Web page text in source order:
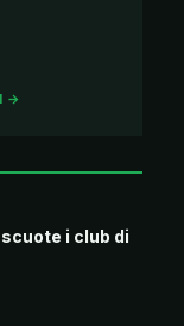
→
i club di